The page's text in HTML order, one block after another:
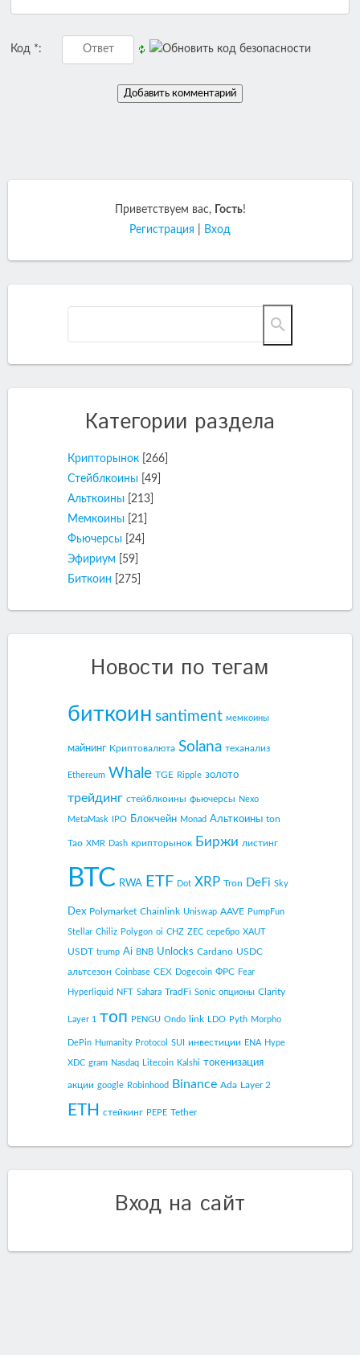
Код *:
Приветствуем вас, Гость!
Регистрация
Вход
Категории раздела
Крипторынок
[266]
Стейблкоины [49]
Альткоины
[213]
Мемкоины
[21]
Фьючерсы
[24]
Эфириум
[59]
Биткоин
[275]
Новости по тегам
биткоин santiment мемкоины
майнинг Криптовалюта Solana теханализ
Ethereum Whale TGE Ripple золото
трейдинг стейблкоины фьючерсы Nexo
MetaMask IPO Блокчейн Monad Альткоины ton
Tao XMR Dash крипторынок Биржи листинг
BTC RWA ETF Dot XRP Tron DeFi Sky
Dex Polymarket Chainlink Uniswap AAVE PumpFun
Stellar Chiliz Polygon oi CHZ ZEC серебро XAUT
USDT trump Ai BNB Unlocks Cardano USDC
альтсезон Coinbase CEX Dogecoin ФРС Fear
Hyperliquid NFT Sahara TradFi Sonic опционы Clarity
Layer 1 топ PENGU Ondo link LDO Pyth Morpho
DePin Humanity Protocol SUI инвестиции ENA Hype
XDC gram Nasdaq Litecoin Kalshi токенизация
акции google Robinhood Binance Ada Layer 2
ETH стейкинг PEPE Tether
Вход на сайт